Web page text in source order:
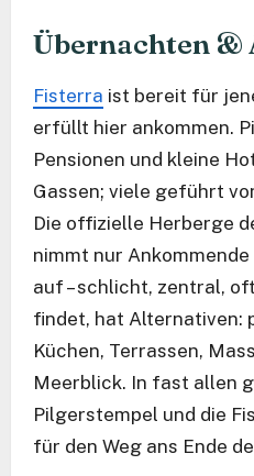
Übernachten &
Fisterra ist bereit für
erfüllt hier ankommen.
Pensionen und kleine
Gassen; viele geführt
Die offizielle Herberge
nimmt nur Ankommende
auf – schlicht, zentral,
findet, hat Alternativen:
Küchen, Terrassen,
Meerblick. In fast allen
Pilgerstempel und die
für den Weg ans Ende